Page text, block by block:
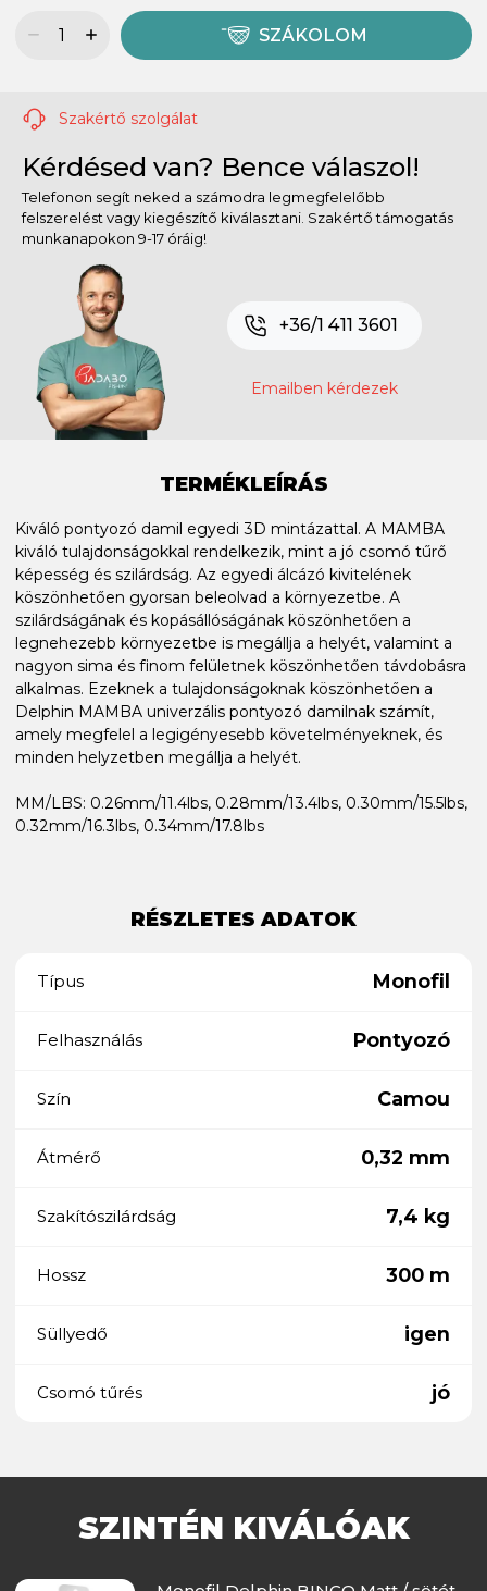
SZÁKOLOM
Szakértő szolgálat
Kérdésed van? Bence válaszol!
Telefonon segít neked a számodra legmegfelelőbb
felszerelést vagy kiegészítő kiválasztani. Szakértő támogatás
munkanapokon 9-17 óráig!
+36/1 411 3601
Emailben kérdezek
TERMÉKLEÍRÁS
Kiváló pontyozó damil egyedi 3D mintázattal. A MAMBA
kiváló tulajdonságokkal rendelkezik, mint a jó csomó tűrő
képesség és szilárdság. Az egyedi álcázó kivitelének
köszönhetően gyorsan beleolvad a környezetbe. A
szilárdságának és kopásállóságának köszönhetően a
legnehezebb környezetbe is megállja a helyét, valamint a
nagyon sima és finom felületnek köszönhetően távdobásra
alkalmas. Ezeknek a tulajdonságoknak köszönhetően a
Delphin MAMBA univerzális pontyozó damilnak számít,
amely megfelel a legigényesebb követelményeknek, és
minden helyzetben megállja a helyét.
MM/LBS: 0.26mm/11.4lbs, 0.28mm/13.4lbs, 0.30mm/15.5lbs,
0.32mm/16.3lbs, 0.34mm/17.8lbs
RÉSZLETES ADATOK
Típus Monofil
Felhasználás Pontyozó
Szín Camou
Átmérő 0,32 mm
Szakítószilárdság 7,4 kg
Hossz 300 m
Süllyedő igen
Csomó tűrés jó
SZINTÉN KIVÁLÓAK